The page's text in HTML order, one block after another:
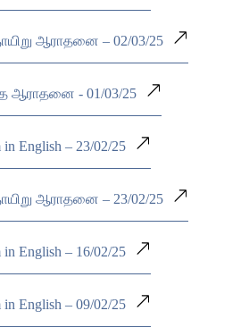
ஆராதனை – 02/03/25
ஆராதனை - 01/03/25
in English – 23/02/25
ஆராதனை – 23/02/25
in English – 16/02/25
in English – 09/02/25